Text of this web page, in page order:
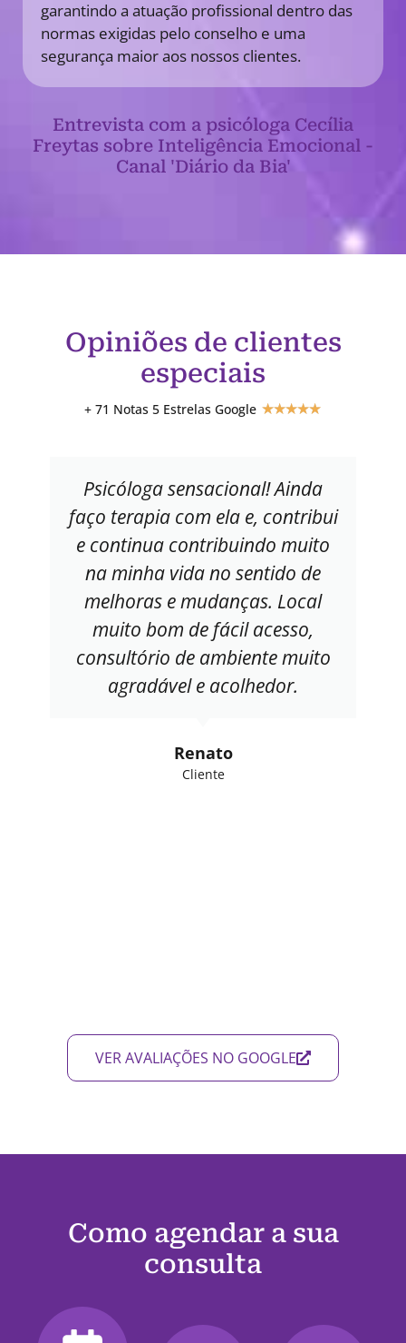
garantindo a atuação profissional dentro das
normas exigidas pelo conselho e uma
segurança maior aos nossos clientes.
Entrevista com a psicóloga Cecília
Freytas sobre Inteligência Emocional -
Canal 'Diário da Bia'
Opiniões de clientes
especiais
+ 71 Notas 5 Estrelas Google ★★★★★
Psicóloga sensacional! Ainda
faço terapia com ela e, contribui
e continua contribuindo muito
na minha vida no sentido de
melhoras e mudanças. Local
muito bom de fácil acesso,
consultório de ambiente muito
agradável e acolhedor.
Renato
Cliente
VER AVALIAÇÕES NO GOOGLE
Como agendar a sua
consulta